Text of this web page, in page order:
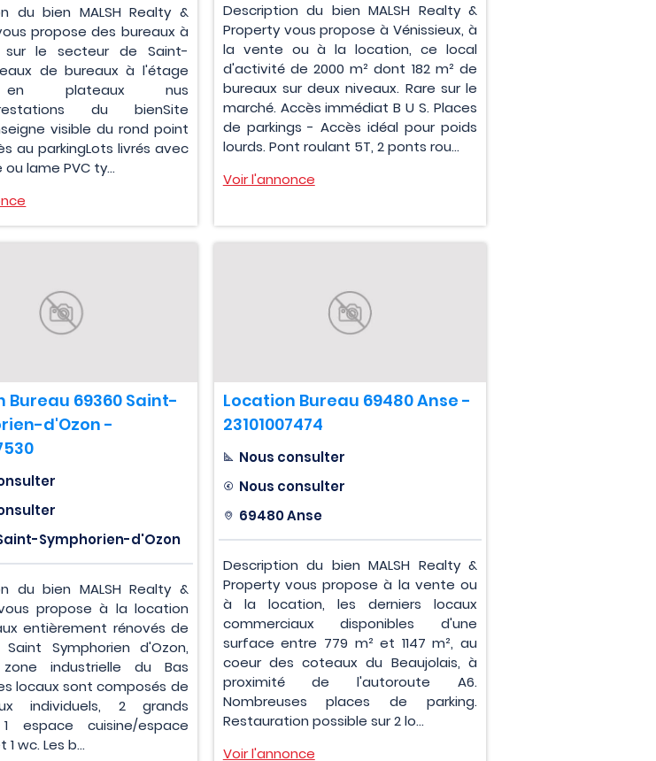
du bien MALSH Realty &
propose des bureaux à
le secteur de Saint-
de bureaux à l'étage
plateaux nus
du bienSite
visible du rond point
au parkingLots livrés avec
lame PVC ty...
Description du bien MALSH Realty &
Property vous propose à Vénissieux, à
la vente ou à la location, ce local
d'activité de 2000 m² dont 182 m² de
bureaux sur deux niveaux. Rare sur le
marché. Accès immédiat B U S. Places
de parkings - Accès idéal pour poids
lourds. Pont roulant 5T, 2 ponts rou...
Voir l'annonce
Bureau 69360 Saint-
d'Ozon -
Symphorien-d'Ozon
du bien MALSH Realty &
propose à la location
entièrement rénovés de
Symphorien d'Ozon,
industrielle du Bas
locaux sont composés de
individuels, 2 grands
espace cuisine/espace
wc. Les b...
Location Bureau 69480 Anse -
23101007474
Nous consulter
Nous consulter
69480 Anse
Description du bien MALSH Realty &
Property vous propose à la vente ou
à la location, les derniers locaux
commerciaux disponibles d'une
surface entre 779 m² et 1147 m², au
coeur des coteaux du Beaujolais, à
proximité de l'autoroute A6.
Nombreuses places de parking.
Restauration possible sur 2 lo...
Voir l'annonce